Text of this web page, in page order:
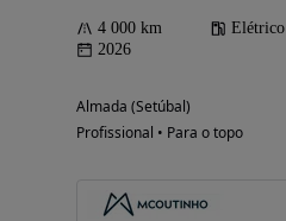
4 000 km Elétrico
2026
Almada (Setúbal)
Profissional • Para o topo